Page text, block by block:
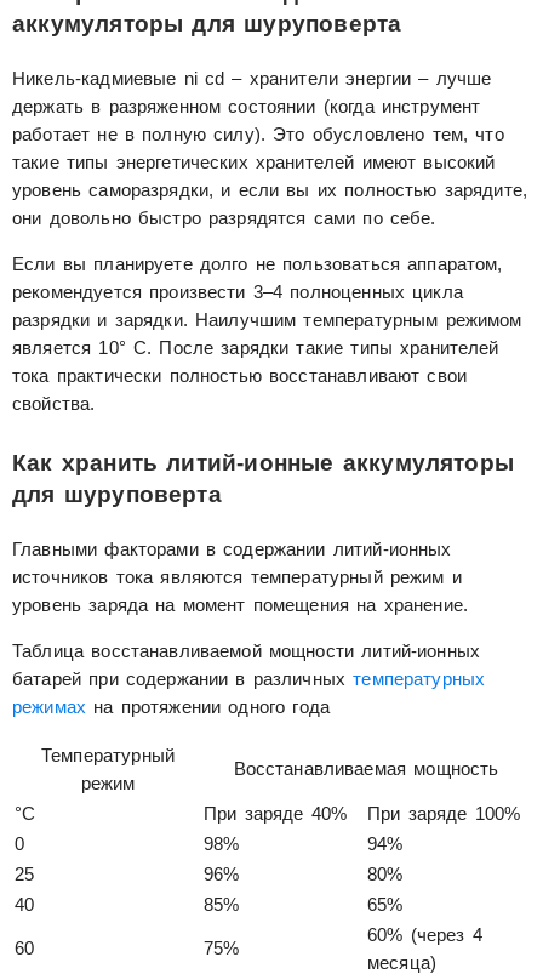
аккумуляторы для шуруповерта
Никель-кадмиевые ni cd – хранители энергии – лучше
держать в разряженном состоянии (когда инструмент
работает не в полную силу). Это обусловлено тем, что
такие типы энергетических хранителей имеют высокий
уровень саморазрядки, и если вы их полностью зарядите,
они довольно быстро разрядятся сами по себе.
Если вы планируете долго не пользоваться аппаратом,
рекомендуется произвести 3–4 полноценных цикла
разрядки и зарядки. Наилучшим температурным режимом
является 10° C. После зарядки такие типы хранителей
тока практически полностью восстанавливают свои
свойства.
Как хранить литий-ионные аккумуляторы
для шуруповерта
Главными факторами в содержании литий-ионных
источников тока являются температурный режим и
уровень заряда на момент помещения на хранение.
Таблица восстанавливаемой мощности литий-ионных
батарей при содержании в различныхтемпературных
режимах на протяжении одного года
Температурный
режим
Восстанавливаемая мощность
°C При заряде 40%
При заряде 100%
0
98%
94%
25
96%
80%
40
85% 65%
60 75%
60% (через 4
месяца)